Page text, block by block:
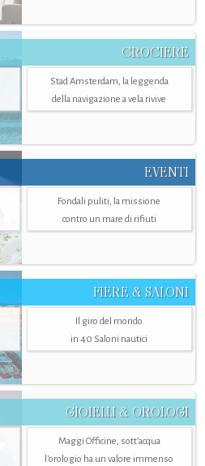
CROCIERE
Stad Amsterdam, la leggenda
della navigazione a vela rivive
EVENTI
Fondali puliti, la missione
contro un mare di rifiuti
FIERE & SALONI
Il giro del mondo
in 40 Saloni nautici
GIOIELLI & OROLOGI
Maggi Officine, sott’acqua
l'orologio ha un valore immenso